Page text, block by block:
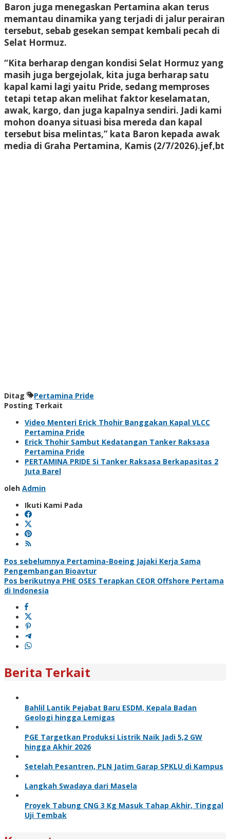
Baron juga menegaskan Pertamina akan terus
memantau dinamika yang terjadi di jalur perairan
tersebut, sebab gesekan sempat kembali pecah di
Selat Hormuz.
“Kita berharap dengan kondisi Selat Hormuz yang
masih juga bergejolak, kita juga berharap satu
kapal kami lagi yaitu Pride, sedang memproses
tetapi tetap akan melihat faktor keselamatan,
awak, kargo, dan juga kapalnya sendiri. Jadi kami
mohon doanya situasi bisa mereda dan kapal
tersebut bisa melintas,” kata Baron kepada awak
media di Graha Pertamina, Kamis (2/7/2026).jef,bt
Ditag
Pertamina Pride
Posting Terkait
Video Menteri Erick Thohir Banggakan Kapal VLCC
Pertamina Pride
Erick Thohir Sambut Kedatangan Tanker Raksasa
Pertamina Pride
PERTAMINA PRIDE Si Tanker Raksasa Berkapasitas 2
Juta Barel
oleh Admin
Ikuti Kami Pada
Navigasi
pos
Pos sebelumnya Pertamina-Boeing Jajaki Kerja Sama
Pengembangan Bioavtur
Pos berikutnya PHE OSES Terapkan CEOR Offshore Pertama
di Indonesia
Berita Terkait
Bahlil Lantik Pejabat Baru ESDM, Kepala Badan
Geologi hingga Lemigas
PGE Targetkan Produksi Listrik Naik Jadi 5,2 GW
hingga Akhir 2026
Setelah Pesantren, PLN Jatim Garap SPKLU di Kampus
Langkah Swadaya dari Masela
Proyek Tabung CNG 3 Kg Masuk Tahap Akhir, Tinggal
Uji Tembak